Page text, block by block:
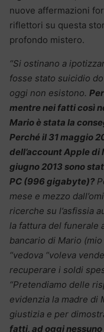
nuove affermazioni
riflettori su questa
profondo mistero.
“Si ostinano a
fosse stato suicidio
oggi non esistono.
mentre nei fatti così
Mario è stata la
Perché il 31 maggio
dell’account Apple di
giugno 2013 sono
PC (996 gigabyte)?
mese e mezzo
ricerche su l’asfissia
la fattura del funerale
bancario di Mario
“vedova “voleva
recuperare i soldi
“Pretendiamo delle
evidenzia la madre di
giustizia e per
fatti, ad oggi